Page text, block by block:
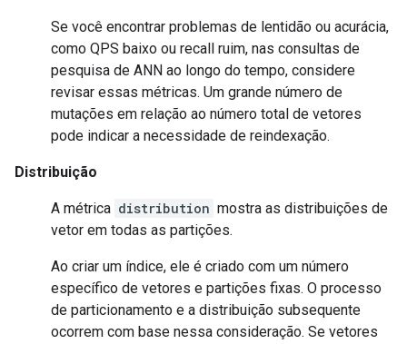
Se você encontrar problemas de lentidão ou acurácia,
como QPS baixo ou recall ruim, nas consultas de
pesquisa de ANN ao longo do tempo, considere
revisar essas métricas. Um grande número de
mutações em relação ao número total de vetores
pode indicar a necessidade de reindexação.
Distribuição
A métrica distribution mostra as distribuições de
vetor em todas as partições.
Ao criar um índice, ele é criado com um número
específico de vetores e partições fixas. O processo
de particionamento e a distribuição subsequente
ocorrem com base nessa consideração. Se vetores